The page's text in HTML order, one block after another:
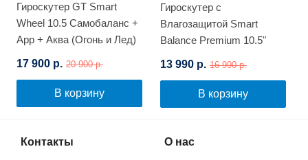
Гироскутер GT Smart
Wheel 10.5 Самобаланс +
App + Аква (Огонь и Лед)
17 900 р. 20 900 р.
В корзину
Гироскутер с
Влагозащитой Smart
Balance Premium 10.5"
13 990 р. 16 990 р.
В корзину
Контакты О нас